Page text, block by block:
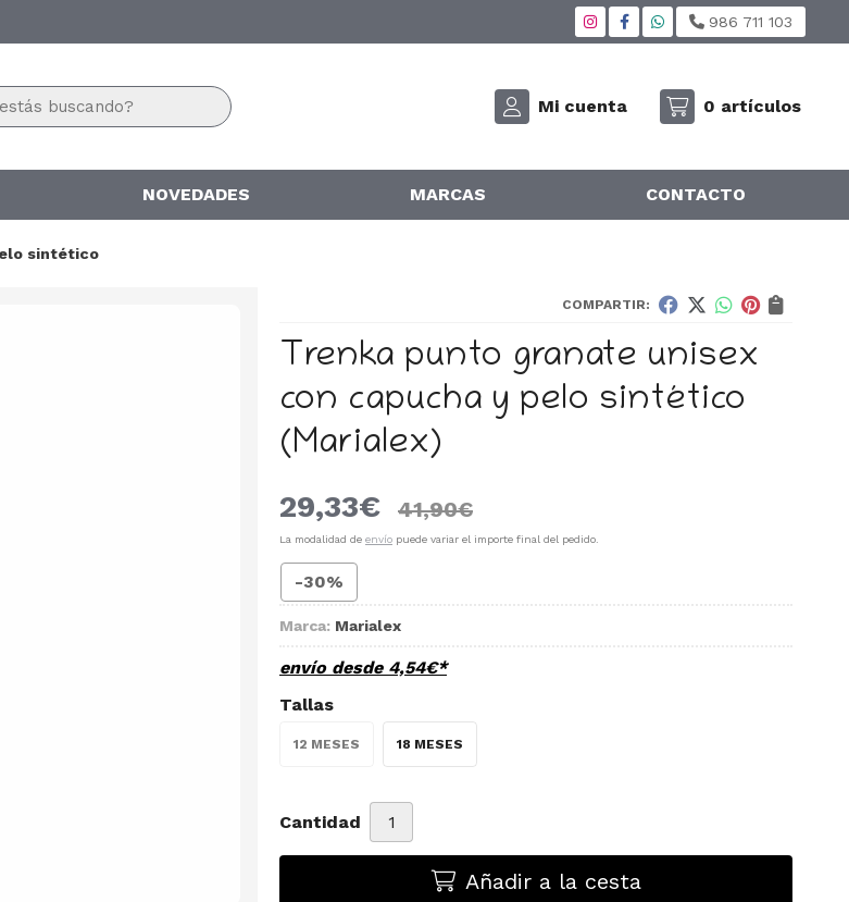
986 711 103
Mi cuenta 0 artículos
NOVEDADES MARCAS CONTACTO
sintético
COMPARTIR:
Trenka punto granate unisex
con capucha y pelo sintético
(Marialex)
29,33€ 41,90€
La modalidad de envío puede variar el importe final del pedido.
-30%
Marca: Marialex
envío desde 4,54€*
Tallas
12 MESES 18 MESES
Cantidad
Añadir a la cesta